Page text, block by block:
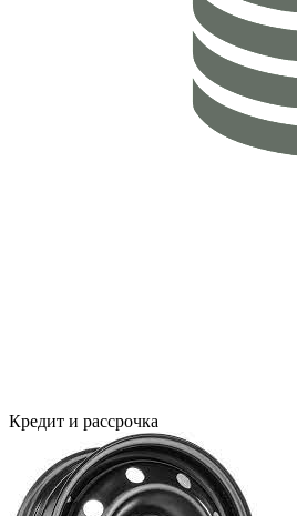
Кредит и рассрочка